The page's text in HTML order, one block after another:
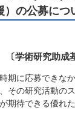
）の公募につ
学術研究助成
期に応募できな
その研究活動の
期待できる優れ